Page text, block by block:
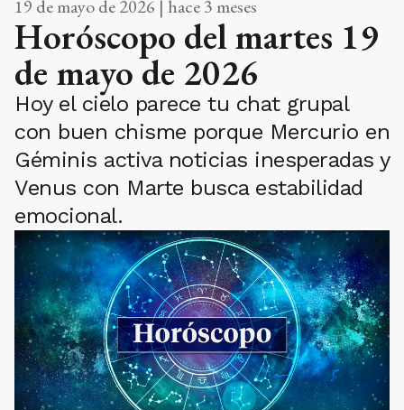
19 de mayo de 2026 | hace 3 meses
Horóscopo del martes 19
de mayo de 2026
Hoy el cielo parece tu chat grupal
con buen chisme porque Mercurio en
Géminis activa noticias inesperadas y
Venus con Marte busca estabilidad
emocional.